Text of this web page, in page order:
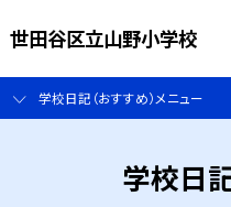
世田谷区立山野小学校
学校日記（おすすめ）メニュー
学校日記